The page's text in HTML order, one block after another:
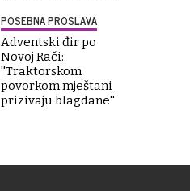
POSEBNA PROSLAVA
Adventski đir po
Novoj Rači:
''Traktorskom
povorkom mještani
prizivaju blagdane''